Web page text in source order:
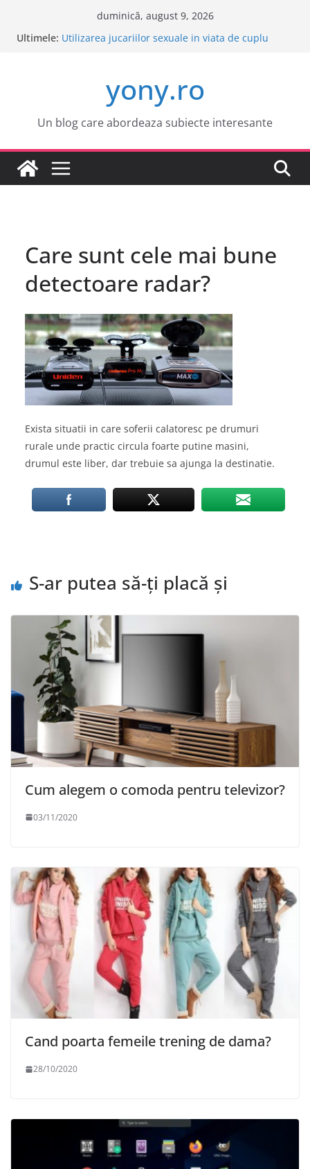
duminică, august 9, 2026
Ultimele: Este o idee buna sa cumpar o masina electrica?
Tot ce trebuie sa stii despre bolile copilariei
Tot ce trebuie sa stii despre epilarea definitiva
yony.ro
Un blog care abordeaza subiecte interesante
Care sunt cele mai bune
detectoare radar?
Exista situatii in care soferii calatoresc pe drumuri
rurale unde practic circula foarte putine masini,
drumul este liber, dar trebuie sa ajunga la destinatie.
S-ar putea să-ți placă și
Cum alegem o comoda pentru televizor?
03/11/2020
Cand poarta femeile trening de dama?
28/10/2020